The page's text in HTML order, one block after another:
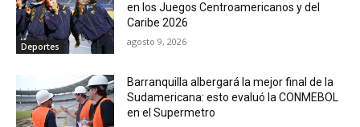
Deportes
en los Juegos Centroamericanos y del
Caribe 2026
agosto 9, 2026
Barranquilla albergará la mejor final de la
Sudamericana: esto evaluó la CONMEBOL
en el Supermetro